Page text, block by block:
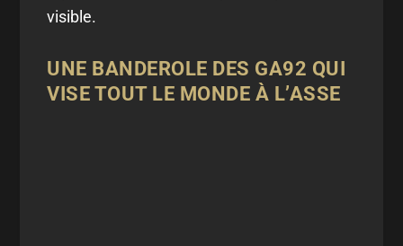
visible.
UNE BANDEROLE DES GA92 QUI
VISE TOUT LE MONDE À L’ASSE